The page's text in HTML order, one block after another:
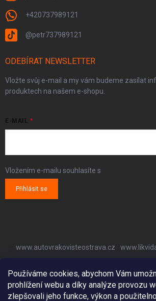
Používáme cookies, abychom Vám
prohlížení webu a díky analýze provozu
zlepšovali jeho funkce, výkon a
+420737989121
@petr737989121
ODEBÍRAT NEWSLETTER
Vložte svůj e-mail a my vám budeme zasílat
produktech na našem e-shopu.
E-MAIL
Vložením e-mailu souhlasíte s
Přihlásit se
www.autovrakovisteostrava.cz